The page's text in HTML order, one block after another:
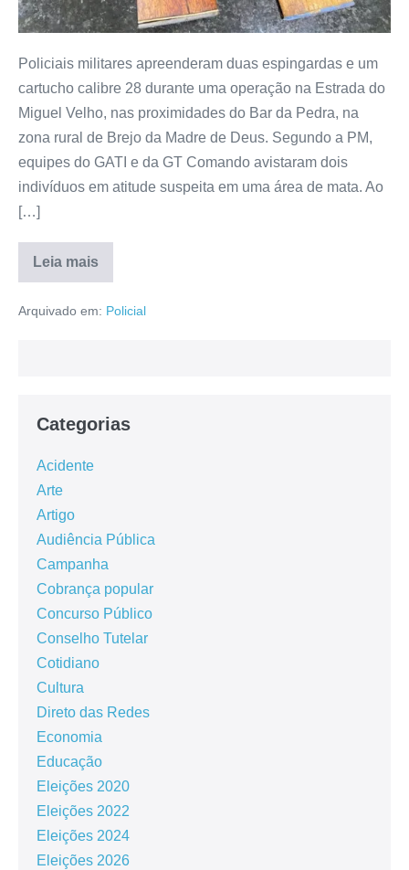
Policiais militares apreenderam duas espingardas e um
cartucho calibre 28 durante uma operação na Estrada do
Miguel Velho, nas proximidades do Bar da Pedra, na
zona rural de Brejo da Madre de Deus. Segundo a PM,
equipes do GATI e da GT Comando avistaram dois
indivíduos em atitude suspeita em uma área de mata. Ao
[…]
Leia mais
Arquivado em: Policial
Categorias
Acidente
Arte
Artigo
Audiência Pública
Campanha
Cobrança popular
Concurso Público
Conselho Tutelar
Cotidiano
Cultura
Direto das Redes
Economia
Educação
Eleições 2020
Eleições 2022
Eleições 2024
Eleições 2026